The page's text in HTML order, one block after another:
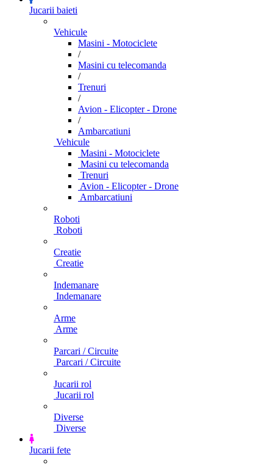
Jucarii baieti
Vehicule
Masini - Motociclete
/
Masini cu telecomanda
/
Trenuri
/
Avion - Elicopter - Drone
/
Ambarcatiuni
Vehicule
Masini - Motociclete
Masini cu telecomanda
Trenuri
Avion - Elicopter - Drone
Ambarcatiuni
Roboti
Roboti
Creatie
Creatie
Indemanare
Indemanare
Arme
Arme
Parcari / Circuite
Parcari / Circuite
Jucarii rol
Jucarii rol
Diverse
Diverse
Jucarii fete